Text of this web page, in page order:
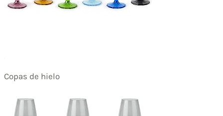
Copas de hielo